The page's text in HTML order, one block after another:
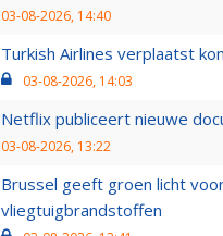
03-08-2026, 14:40
Turkish Airlines verplaatst
03-08-2026, 14:03
Netflix publiceert nieuwe
03-08-2026, 13:22
Brussel geeft groen licht
vliegtuigbrandstoffen